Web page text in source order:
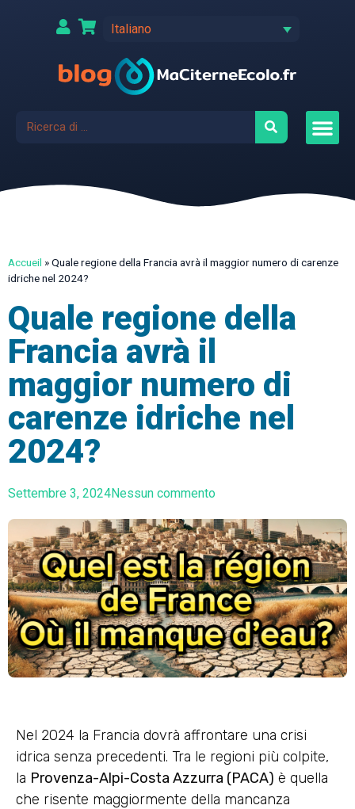
Italiano
Accueil »Quale regione della Francia avrà il maggior numero di carenze
idriche nel 2024?
Quale regione della
Francia avrà il
maggior numero di
carenze idriche nel
2024?
Settembre 3, 2024Nessun commento
Nel 2024 la Francia dovrà affrontare una crisi
idrica senza precedenti. Tra le regioni più colpite,
la Provenza-Alpi-Costa Azzurra (PACA) è quella
che risente maggiormente della mancanza